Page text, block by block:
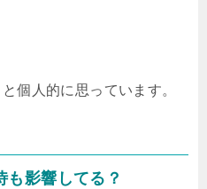
個人的に思っています。
も影響してる？